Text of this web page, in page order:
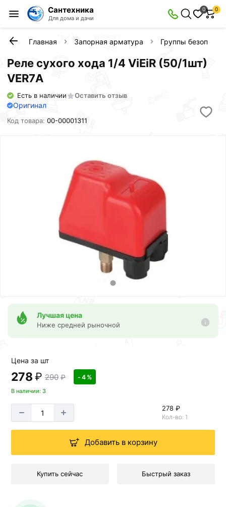
Сантехника
Для дома и дачи
0 0
Главная Запорная арматура Группы
Реле сухого хода 1/4 ViEiR (50/1шт)
VER7А
Есть в наличии Оставить отзыв
Оригинал
Код товара:00-00001311
Лучшая цена
Ниже средней рыночной
Цена за шт
278 ₽ 290 ₽ - 4 %
В наличии: 3
278 ₽
Кол-во: 1
Добавить в корзину
Купить сейчас Быстрый заказ